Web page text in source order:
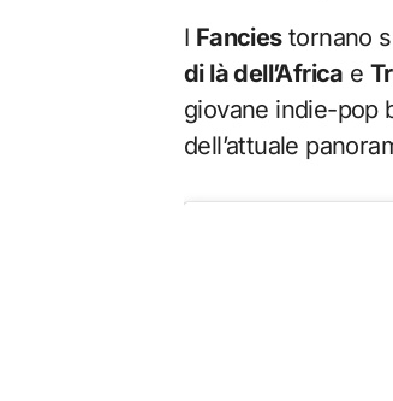
Fanciestornano
di là dell’Africa e
giovane indie-pop
dell’attuale